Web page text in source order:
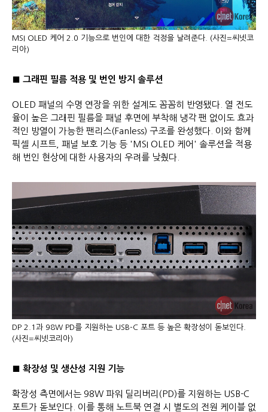
MSI OLED 케어 2.0 기능으로 번인에 대한 걱정을 날려준다. (사진=씨넷코
리아)
■ 그래핀 필름 적용 및 번인 방지 솔루션
OLED 패널의 수명 연장을 위한 설계도 꼼꼼히 반영됐다. 열 전도
율이 높은 그래핀 필름을 패널 후면에 부착해 냉각 팬 없이도 효과
적인 방열이 가능한 팬리스(Fanless) 구조를 완성했다. 이와 함께
픽셀 시프트, 패널 보호 기능 등 'MSI OLED 케어' 솔루션을 적용
해 번인 현상에 대한 사용자의 우려를 낮췄다.
DP 2.1과 98W PD를 지원하는 USB-C 포트 등 높은 확장성이 돋보인다.
(사진=씨넷코리아)
■ 확장성 및 생산성 지원 기능
확장성 측면에서는 98W 파워 딜리버리(PD)를 지원하는 USB-C
포트가 돋보인다. 이를 통해 노트북 연결 시 별도의 전원 케이블 없